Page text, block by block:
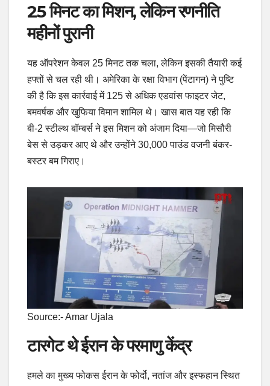
25 मिनट का मिशन, लेकिन रणनीति
महीनों पुरानी
यह ऑपरेशन केवल 25 मिनट तक चला, लेकिन इसकी तैयारी कई
हफ्तों से चल रही थी। अमेरिका के रक्षा विभाग (पेंटागन) ने पुष्टि
की है कि इस कार्रवाई में 125 से अधिक एडवांस फाइटर जेट,
बमवर्षक और खुफिया विमान शामिल थे। खास बात यह रही कि
बी-2 स्टील्थ बॉम्बर्स ने इस मिशन को अंजाम दिया—जो मिसौरी
बेस से उड़कर आए थे और उन्होंने 30,000 पाउंड वजनी बंकर-
बस्टर बम गिराए।
Source:- Amar Ujala
टारगेट थे ईरान के परमाणु केंद्र
हमले का मुख्य फोकस ईरान के फोर्दो, नतांज और इस्फहान स्थित